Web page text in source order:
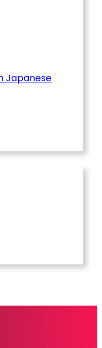
Japanese